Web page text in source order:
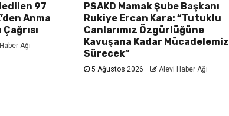
97
Anma
Ağı
PSAKD Mamak Şube Başkanı
Rukiye Ercan Kara: “Tutuklu
Canlarımız Özgürlüğüne
Kavuşana Kadar Mücadelemiz
Sürecek”
5 Ağustos 2026 Alevi Haber Ağı